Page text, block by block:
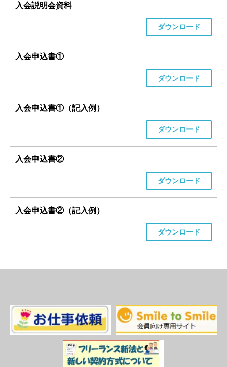
入会説明会資料
ダウンロード
入会申込書①
ダウンロード
入会申込書①（記入例）
ダウンロード
入会申込書②
ダウンロード
入会申込書②（記入例）
ダウンロード